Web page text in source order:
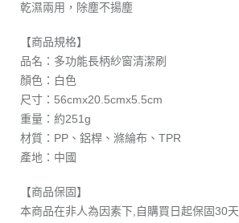
乾濕兩用，除塵不揚塵
【商品規格】
品名：多功能長柄紗窗清潔刷
顏色：白色
尺寸：56cmx20.5cmx5.5cm
重量：約251g
材質：PP、鋁桿、滌綸布、TPR
產地：中國
【商品保固】
本商品在非人為因素下,自購買日起保固30天